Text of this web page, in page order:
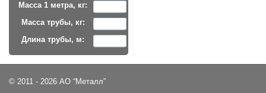
Масса 1 метра, кг:
Масса трубы, кг:
Длина трубы, м:
© 2011 - 2026 АО “Металл”